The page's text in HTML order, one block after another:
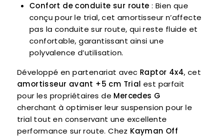
Confort de conduite sur route : Bien que
conçu pour le trial, cet amortisseur n’affecte
pas la conduite sur route, qui reste fluide et
confortable, garantissant ainsi une
polyvalence d’utilisation.
Développé en partenariat avec Raptor 4x4, cet
amortisseur avant +5 cm Trial est parfait
pour les propriétaires de Mercedes G
cherchant à optimiser leur suspension pour le
trial tout en conservant une excellente
performance sur route. Chez Kayman Off